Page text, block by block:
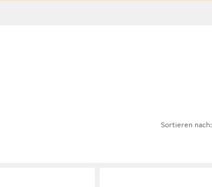
Sortieren nach: